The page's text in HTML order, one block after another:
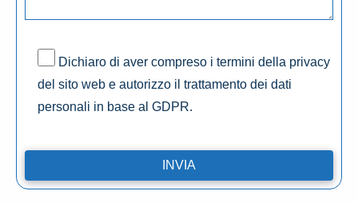
Dichiaro di aver compreso i termini della privacy
del sito web e autorizzo il trattamento dei dati
personali in base al GDPR.